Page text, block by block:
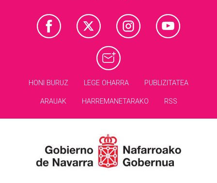
HONI BURUZ LEGE OHARRA PUBLIZITATEA
ARAUAK HARREMANETARAKO RSS